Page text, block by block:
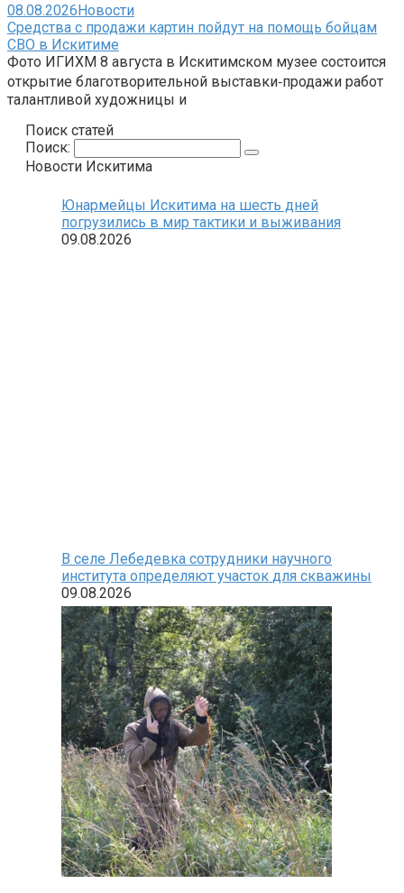
08.08.2026Новости
Средства с продажи картин пойдут на помощь бойцам
СВО в Искитиме
Фото ИГИХМ 8 августа в Искитимском музее состоится
открытие благотворительной выставки‑продажи работ
талантливой художницы и
Поиск статей
Поиск:
Новости Искитима
Юнармейцы Искитима на шесть дней
погрузились в мир тактики и выживания
09.08.2026
В селе Лебедевка сотрудники научного
института определяют участок для скважины
09.08.2026